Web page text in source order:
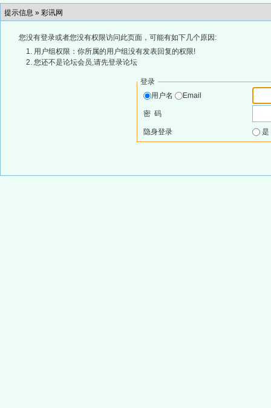
提示信息 » 彩讯网
您没有登录或者您没有权限访问此页面，可能有如下几个原因:
用户组权限：你所属的用户组没有发表回复的权限!
您还不是论坛会员,请先登录论坛
登录
用户名
Email
密 码
隐身登录